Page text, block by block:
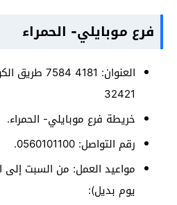
فرع موبايلي- الحمراء
العنوان: 4181
32421
خريطة فرع موبايلي- الحمراء.
رقم التواصل: 0560101100.
مواعيد العمل: من السبت
يوم بديل):